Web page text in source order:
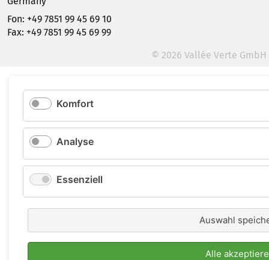
Fon: +49 7851 99 45 69 10
Fax: +49 7851 99 45 69 99
© 2026 Vallée Verte GmbH
Komfort
Analyse
Essenziell
Auswahl
Alle